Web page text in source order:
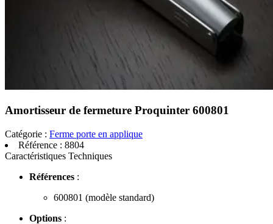
Amortisseur de fermeture Proquinter 600801
Catégorie : Ferme porte en applique
Référence : 8804
Caractéristiques Techniques
Références :
600801 (modèle standard)
Options :